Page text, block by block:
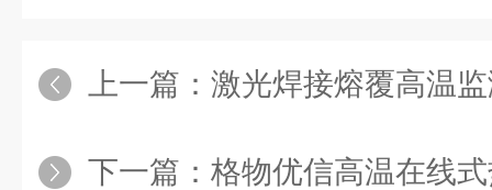
上一篇： 激光焊接熔覆高温监测热像仪电弧
下一篇： 格物优信高温在线式热像仪可测